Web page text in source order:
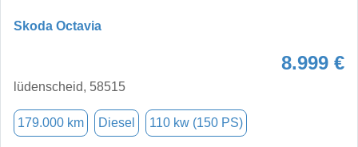
Skoda Octavia
8.999 €
lüdenscheid, 58515
179.000 km Diesel 110 kw (150 PS)